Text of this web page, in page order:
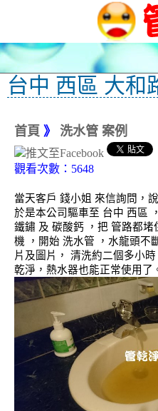
台中 西區 大和
首頁 》 洗水管 案例
觀看次數：5648
當天客戶 錢小姐 來信詢問，
於是本公司驅車至 台中 西區
鐵鏽 及 碳酸鈣 ，把 管路都
機 ，開始 洗水管 ，水龍頭不
片及圖片， 清洗約二個多小
乾淨，熱水器也能正常使用了